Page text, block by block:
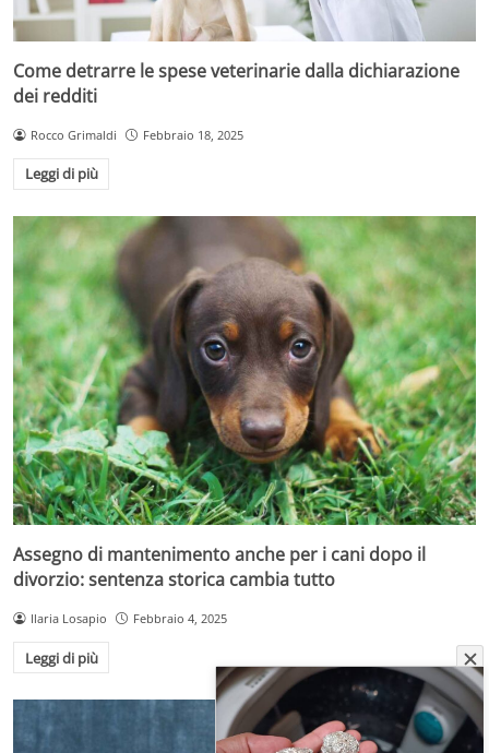
Come detrarre le spese veterinarie dalla dichiarazione
dei redditi
Rocco Grimaldi Febbraio 18, 2025
Leggi di più
Assegno di mantenimento anche per i cani dopo il
divorzio: sentenza storica cambia tutto
Ilaria Losapio Febbraio 4, 2025
Leggi di più